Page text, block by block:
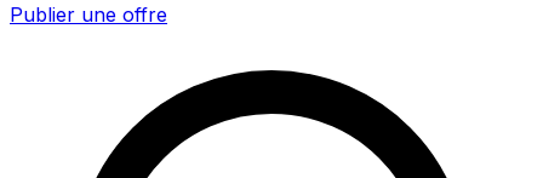
Publier une offre